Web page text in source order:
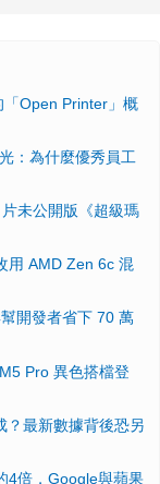
Open Printer」概
：為什麼優秀員工
未公開版《超級瑪
用 AMD Zen 6c 混
開發者省下 70 萬
Pro 異色搭檔登
？最新數據背後恐另
4倍，Google與蘋果